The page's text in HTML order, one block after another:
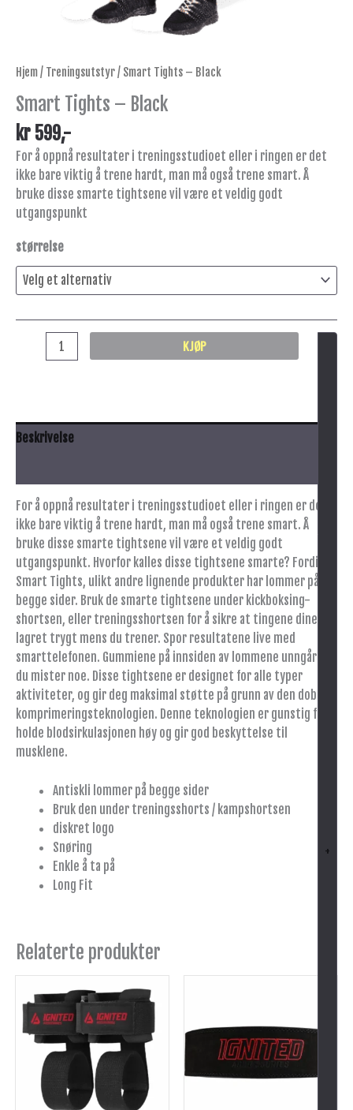
Hjem/ Treningsutstyr/ Smart Tights – Black
Smart Tights – Black
kr 599,-
For å oppnå resultater i treningsstudioet eller i ringen er det
ikke bare viktig å trene hardt, man må også trene smart. Å
bruke disse smarte tightsene vil være et veldig godt
utgangspunkt
størrelse
+
KJØP
Beskrivelse
For å oppnå resultater i treningsstudioet eller i ringen er det
ikke bare viktig å trene hardt, man må også trene smart. Å
bruke disse smarte tightsene vil være et veldig godt
utgangspunkt. Hvorfor kalles disse tightsene smarte? Fordi
Smart Tights, ulikt andre lignende produkter har lommer på
begge sider. Bruk de smarte tightsene under kickboksing-
shortsen, eller treningsshortsen for å sikre at tingene dine er
lagret trygt mens du trener. Spor resultatene live med
smarttelefonen. Gummiene på innsiden av lommene unngår at
du mister noe. Disse tightsene er designet for alle typer
aktiviteter, og gir deg maksimal støtte på grunn av den doble
komprimeringsteknologien. Denne teknologien er gunstig for å
holde blodsirkulasjonen høy og gir god beskyttelse til
musklene.
Antiskli lommer på begge sider
Bruk den under treningsshorts / kampshortsen
diskret logo
Snøring
Enkle å ta på
Long Fit
Relaterte produkter
har
flere
varianter.
Alternativene